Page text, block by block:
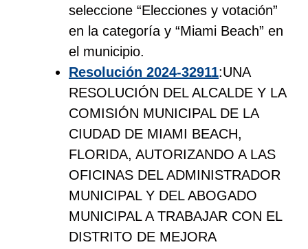
seleccione “Elecciones y votación”
en la categoría y “Miami Beach” en
el municipio.
Resolución 2024-32911:UNA
RESOLUCIÓN DEL ALCALDE Y LA
COMISIÓN MUNICIPAL DE LA
CIUDAD DE MIAMI BEACH,
FLORIDA, AUTORIZANDO A LAS
OFICINAS DEL ADMINISTRADOR
MUNICIPAL Y DEL ABOGADO
MUNICIPAL A TRABAJAR CON EL
DISTRITO DE MEJORA